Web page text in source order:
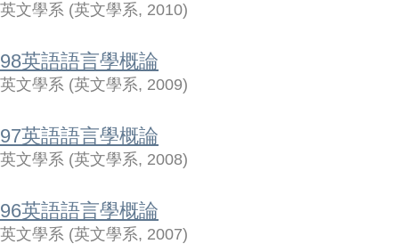
英文學系 (英文學系, 2010)
98英語語言學概論
英文學系 (英文學系, 2009)
97英語語言學概論
英文學系 (英文學系, 2008)
96英語語言學概論
英文學系 (英文學系, 2007)